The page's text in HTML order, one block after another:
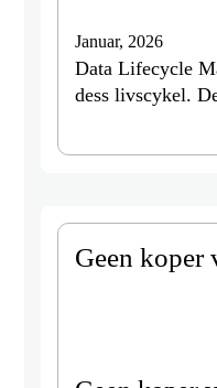
Januar, 2026
Data Lifecycle
dess livscykel.
Geen